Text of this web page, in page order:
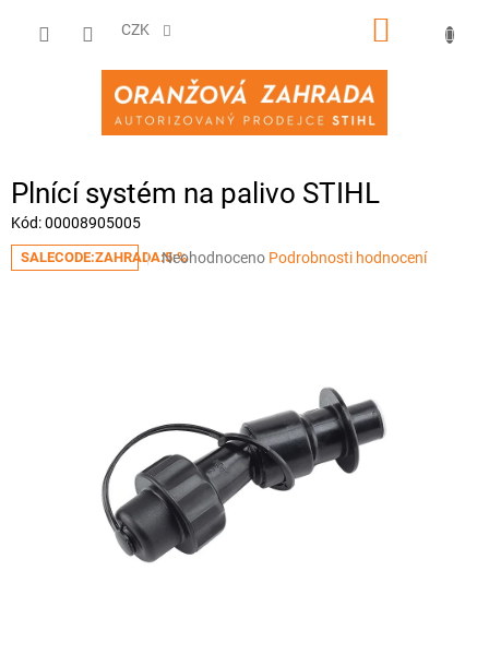
CZK
NÁKUPNÍ
Plnící systém na palivo STIHL
Kód:00008905005
SALECODE:ZAHRADA:5:%Průměrné
Neohodnoceno Podrobnosti hodnocení